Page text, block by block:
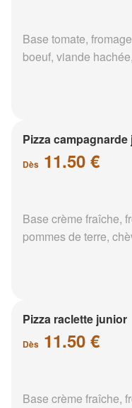
Base tomate,
boeuf, viande
Pizza
Dès 11.50 €
Base crème fraîche,
pommes de terre,
Pizza raclette junior
Dès 11.50 €
Base crème fraîche,